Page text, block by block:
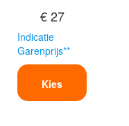
€ 27
Indicatie
Garenprijs**
Kies